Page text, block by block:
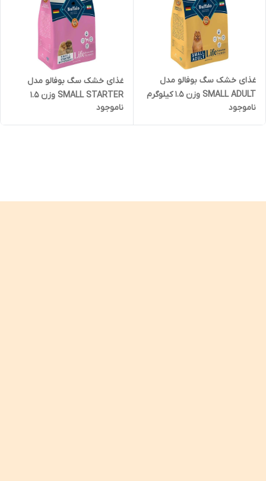
غذای خشک سگ بوفالو مدل
SMALL ADULT وزن 1.5 کیلوگرم
ناموجود
غذای خشک سگ بوفالو مدل
SMALL STARTER وزن 1.5
کیلوگرم
ناموجود